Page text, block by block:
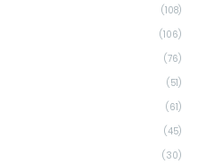
(108)
(106)
(76)
(51)
(61)
(45)
(30)